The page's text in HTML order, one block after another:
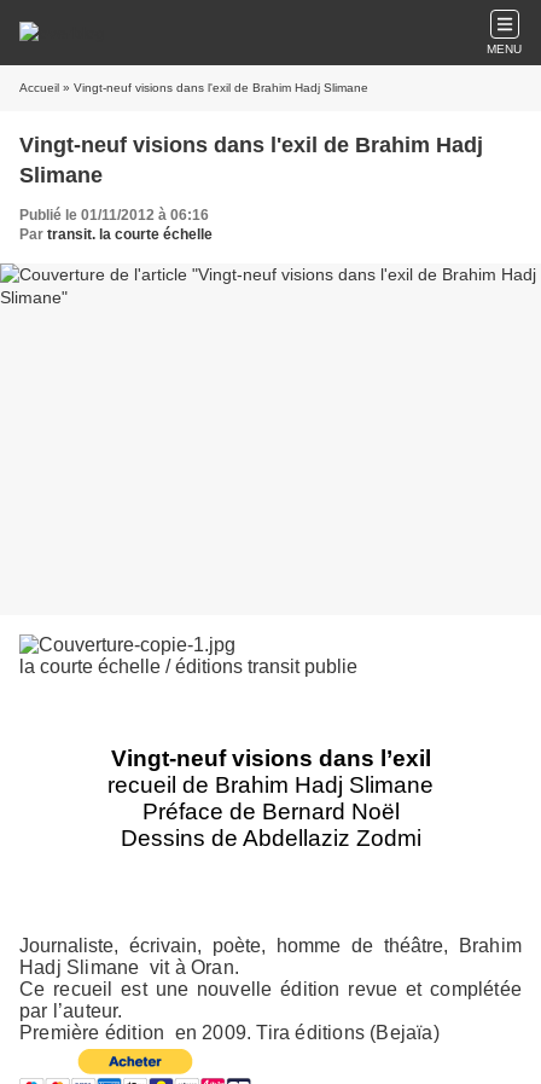
MENU
Accueil » Vingt-neuf visions dans l'exil de Brahim Hadj Slimane
Vingt-neuf visions dans l'exil de Brahim Hadj
Slimane
Publié le 01/11/2012 à 06:16
Par transit. la courte échelle
la courte échelle / éditions transit publie
Vingt-neuf visions dans l’exil
recueil de Brahim Hadj Slimane
Préface de Bernard Noël
Dessins de Abdellaziz Zodmi
Journaliste, écrivain, poète, homme de théâtre,
Brahim
Hadj Slimane vit à Oran.
Ce recueil est une nouvelle édition revue et complétée
par l’auteur.
Première édition en 2009. Tira éditions (Bejaïa)